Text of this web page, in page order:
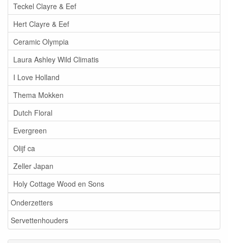
Teckel Clayre & Eef
Hert Clayre & Eef
Ceramic Olympia
Laura Ashley Wild Climatis
I Love Holland
Thema Mokken
Dutch Floral
Evergreen
Olijf ca
Zeller Japan
Holy Cottage Wood en Sons
Onderzetters
Servettenhouders